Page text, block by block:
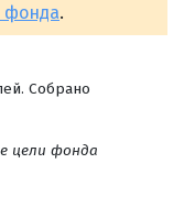
фонда.
Собрано
цели фонда